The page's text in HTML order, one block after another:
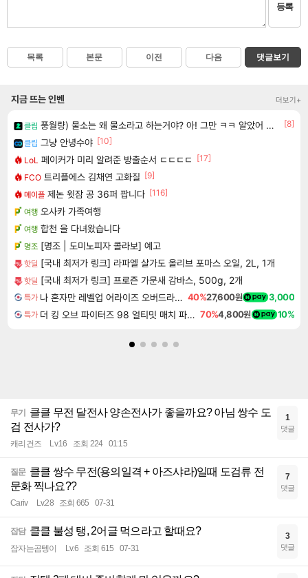
등록
목록 본문 이전 다음 댓글보기
지금 뜨는 인벤 더보기+
클립 풍월량) 물소는 왜 물소라고 하는거야? 아! 그만 ㅋㅋ 알았어 ㅋㅋ
[8]
클립 그냥 안녕수야 [10]
LoL 페이커가 미리 알려준 방출순서 ㄷㄷㄷㄷ
[17]
FCO 트리플에스 김채연 고화질 [9]
메이플 제논 윗잠 공 36퍼 팝니다 [116]
여행 오사카 가족여행
여행 합천 을 다녀왔습니다
명조 [명조 | 도미노피자 콜라보] 예고
핫딜 [국내 최저가 링크] 라파엘 살가도 올리브 포마스 오일, 2L, 1개
핫딜 [국내 최저가 링크] 프로즌 가문새 감바스, 500g, 2개
특가 나 혼자만 레벨업 어라이즈 오버드라이브 Solo Leveling Arise 40%27,600원 3,000
특가 더 킹 오브 파이터즈 98 얼티밋 매치 파이널 에디션 THE KING OF FIGHTERS 98 ULTIMATE MATCH FINAL EDITION 70%4,800원 10%
무기
클클 무전 달전사 양손전사가 좋을까요? 아님 쌍수 도
검 전사가?
캐리건즈 Lv.16 조회 224 01:15
1
댓글
질문 클클 쌍수 무전(용의일격 + 아즈샤라)일때 도검류 전
문화 찍나요??
Cariv Lv.28 조회 665 07-31
7
댓글
잡담 클클 불성 탱, 2어글 먹으라고 할때요?
잠자는곰텡이 Lv.6 조회 615 07-31
3
댓글